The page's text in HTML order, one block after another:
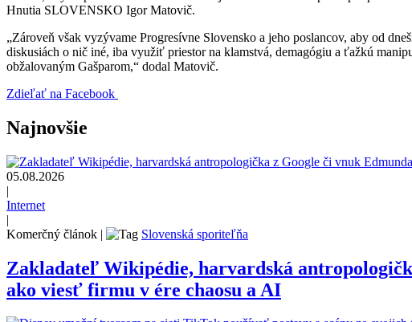
Hnutia SLOVENSKO Igor Matovič.
„Zároveň však vyzývame Progresívne Slovensko a jeho poslancov, aby od
diskusiách o nič iné, iba využiť priestor na klamstvá, demagógiu a ťažkú
obžalovaným Gašparom,“ dodal Matovič.
Zdieľať na Facebook
Najnovšie
05.08.2026
|
Internet
|
Komerčný článok | Slovenská sporiteľňa
Zakladateľ Wikipédie, harvardská
ako viesť firmu v ére chaosu a AI